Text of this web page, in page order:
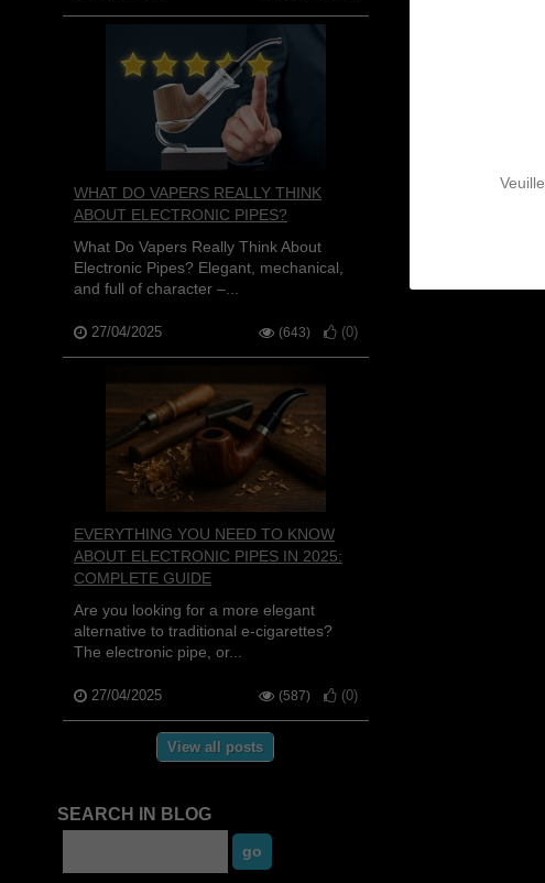
WHAT DO VAPERS REALLY THINK
ABOUT ELECTRONIC PIPES?
What Do Vapers Really Think About
Electronic Pipes? Elegant, mechanical,
and full of character –...
27/04/2025 (643) (0)
EVERYTHING YOU NEED TO KNOW
ABOUT ELECTRONIC PIPES IN 2025:
COMPLETE GUIDE
Are you looking for a more elegant
alternative to traditional e-cigarettes?
The electronic pipe, or...
27/04/2025 (587) (0)
View all posts
SEARCH IN BLOG